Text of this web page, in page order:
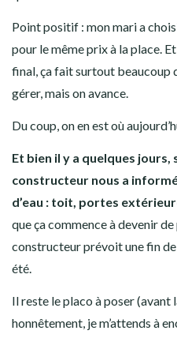
Point positif : mon mari a
pour le même prix à la place.
final, ça fait surtout beaucoup
gérer, mais on avance.
Du coup, on en est où
Et bien il y a quelques jours,
constructeur nous a
d’eau : toit, portes
que ça commence à devenir
constructeur prévoit une fin
été.
Il reste le placo à poser (avant
honnêtement, je m’attends à